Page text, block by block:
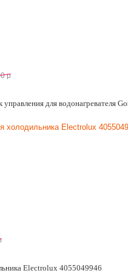
p
для водонагревателя
Electrolux 4055049946